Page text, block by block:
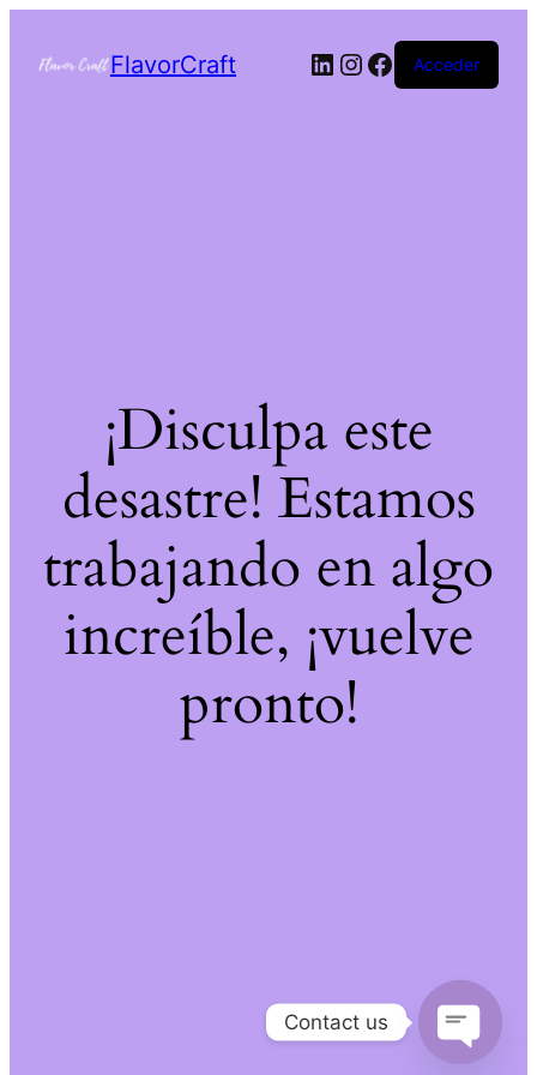
FlavorCraft Acceder
¡Disculpa este
desastre! Estamos
trabajando en algo
increíble, ¡vuelve
pronto!
Contact us